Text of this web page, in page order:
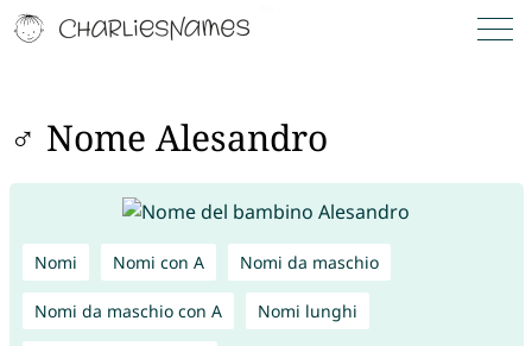
♂ Nome Alesandro
Nomi Nomi con A Nomi da maschio
Nomi da maschio con A Nomi lunghi